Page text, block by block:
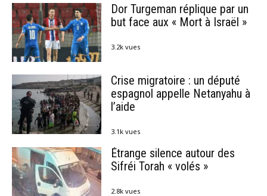
Dor Turgeman réplique par un
but face aux « Mort à Israël »
3.2k vues
Crise migratoire : un député
espagnol appelle Netanyahu à
l’aide
3.1k vues
Étrange silence autour des
Sifréi Torah « volés »
2.8k vues